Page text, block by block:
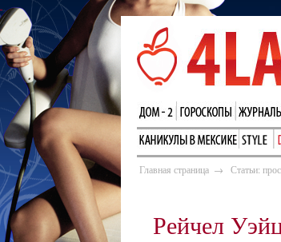
Главная страница → Статьи:
Рейчел